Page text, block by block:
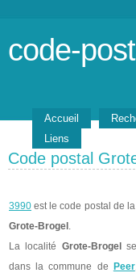
code-
Accueil
Liens
Code postal
3990 est le code postal de
Grote-Brogel .
La localité Grote-Brogel
dans la commune de
Peer